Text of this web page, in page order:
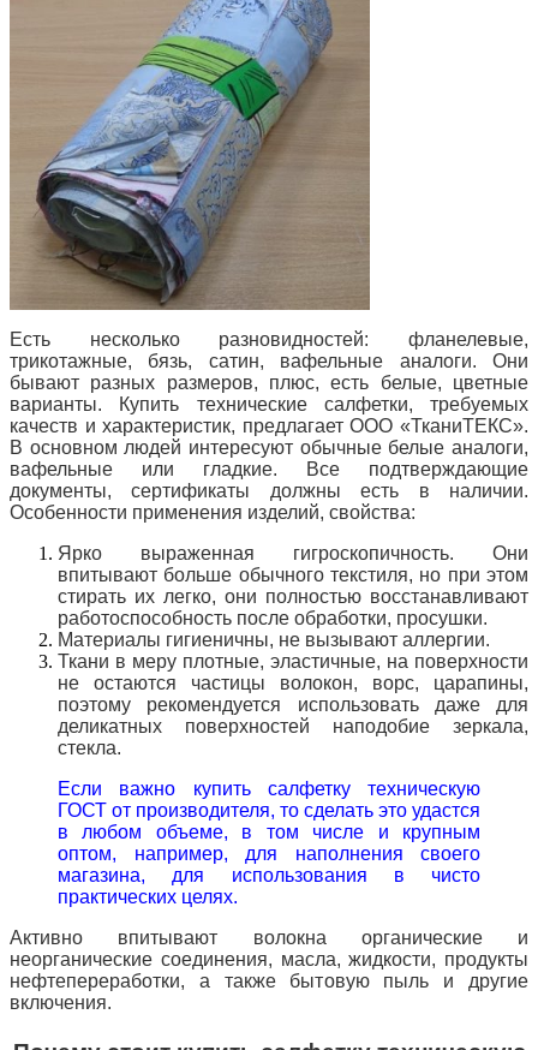
Есть несколько разновидностей: фланелевые,
трикотажные, бязь, сатин, вафельные аналоги. Они
бывают разных размеров, плюс, есть белые, цветные
варианты. Купить технические салфетки, требуемых
качеств и характеристик, предлагает ООО «ТканиТЕКС».
В основном людей интересуют обычные белые аналоги,
вафельные или гладкие. Все подтверждающие
документы, сертификаты должны есть в наличии.
Особенности применения изделий, свойства:
Ярко выраженная гигроскопичность. Они
впитывают больше обычного текстиля, но при этом
стирать их легко, они полностью восстанавливают
работоспособность после обработки, просушки.
Материалы гигиеничны, не вызывают аллергии.
Ткани в меру плотные, эластичные, на поверхности
не остаются частицы волокон, ворс, царапины,
поэтому рекомендуется использовать даже для
деликатных поверхностей наподобие зеркала,
стекла.
Если важно купить салфетку техническую
ГОСТ от производителя, то сделать это удастся
в любом объеме, в том числе и крупным
оптом, например, для наполнения своего
магазина, для использования в чисто
практических целях.
Активно впитывают волокна органические и
неорганические соединения, масла, жидкости, продукты
нефтепереработки, а также бытовую пыль и другие
включения.